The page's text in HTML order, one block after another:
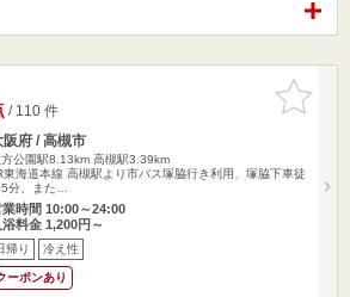
お気に入
りに追加
/ 110 件
阪府 / 高槻市
公園駅8.13km 高槻駅3.39km
東海道本線 高槻駅より市バス塚脇行き利用、塚脇下車徒
分、また…
業時間 10:00～24:00
浴料金 1,200円～
帰り 冷え性
ーポンあり